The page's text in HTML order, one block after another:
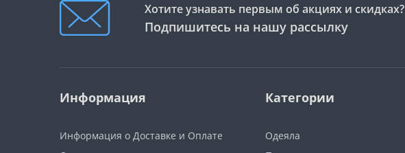
Хотите узнавать первым об акциях и скидках?
Подпишитесь на нашу рассылку
Информация
Информация о Доставке и Оплате
Категории
Одеяла